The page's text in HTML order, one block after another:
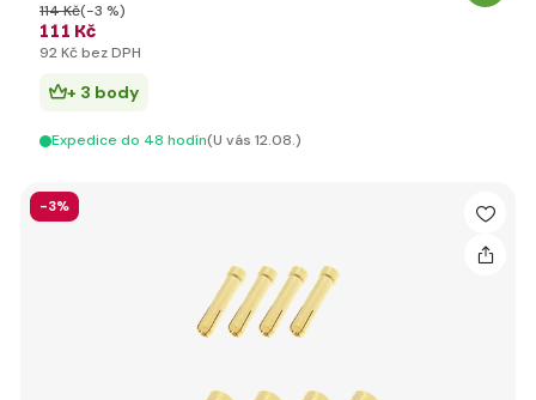
111 Kč
114 Kč(-3 %)
92 Kč bez DPH
+ 3 body
Expedice do 48 hodín(U vás 12.08.)
-3%